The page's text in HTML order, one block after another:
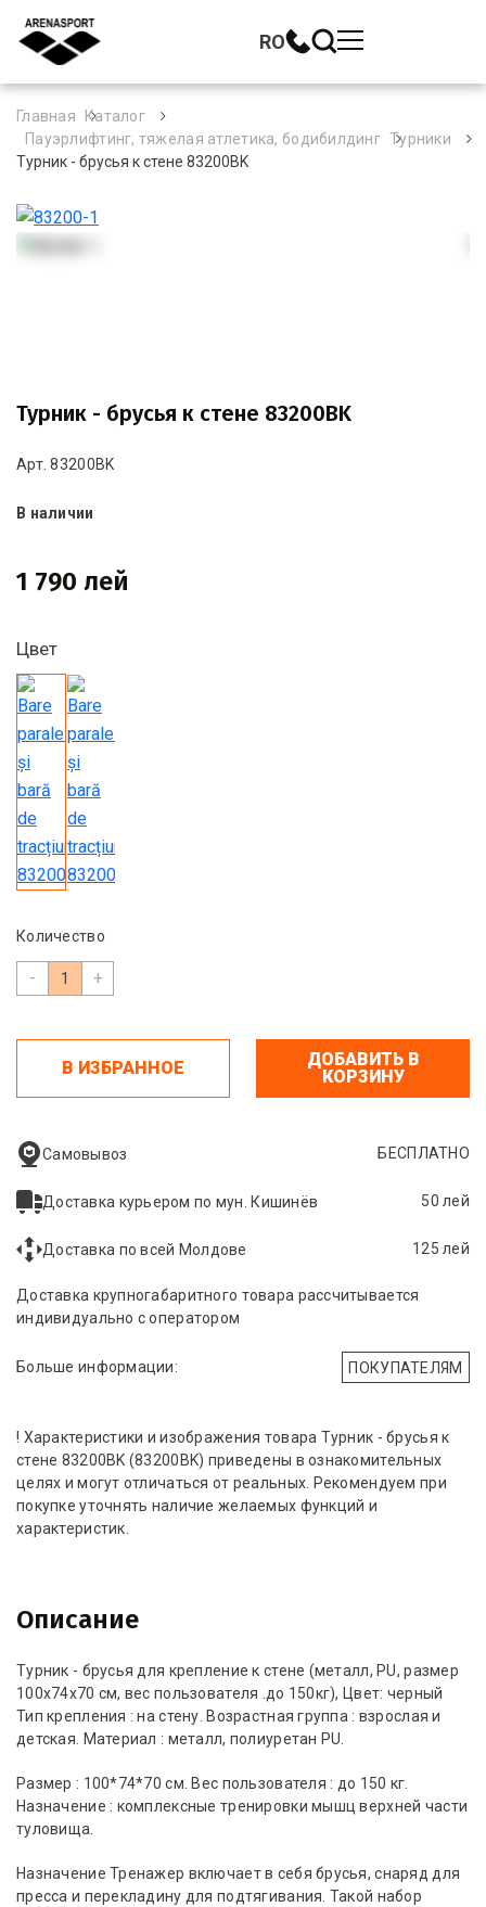
RO
Главная
Каталог
Пауэрлифтинг, тяжелая атлетика, бодибилдинг Турники
Турник - брусья к стене 83200BK
Турник - брусья к стене 83200BK
Арт. 83200BK
В наличии
1 790 лей
Цвет
Количество
- +
В ИЗБРАННОЕ
ДОБАВИТЬ В
КОРЗИНУ
Самовывоз БЕСПЛАТНО
Доставка курьером по мун. Кишинёв 50 лей
Доставка по всей Молдове 125 лей
Доставка крупногабаритного товара рассчитывается
индивидуально с оператором
Больше информации: ПОКУПАТЕЛЯМ
! Характеристики и изображения товара Турник - брусья к
стене 83200BK (83200BK) приведены в ознакомительных
целях и могут отличаться от реальных. Рекомендуем при
покупке уточнять наличие желаемых функций и
характеристик.
Описание
Турник - брусья для крепление к стене (металл, PU, размер
100x74x70 см, вес пользователя .до 150кг), Цвет: черный
Тип крепления : на стену. Возрастная группа : взрослая и
детская. Материал : металл, полиуретан PU.
Размер : 100*74*70 см. Вес пользователя : до 150 кг.
Назначение : комплексные тренировки мышц верхней части
туловища.
Назначение Тренажер включает в себя брусья, снаряд для
пресса и перекладину для подтягивания. Такой набор